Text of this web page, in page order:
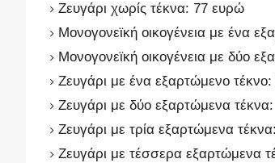
Ζευγάρι χωρίς τέκνα: 77 ευρώ
Μονογονεϊκή οικογένεια με ένα
Μονογονεϊκή οικογένεια με δύο
Ζευγάρι με ένα εξαρτώμενο
Ζευγάρι με δύο εξαρτώμενα
Ζευγάρι με τρία εξαρτώμενα
Ζευγάρι με τέσσερα εξαρτώμενα